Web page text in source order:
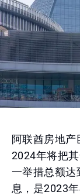
阿联酋房地产
2024年将把
一举措总额达
息，是2023